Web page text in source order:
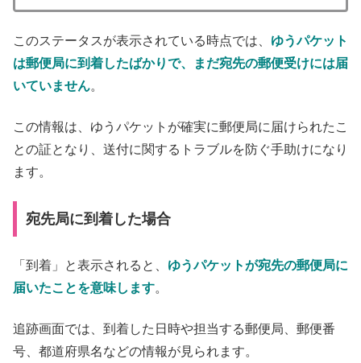
このステータスが表示されている時点では、 ゆうパケット
は郵便局に到着したばかりで、まだ宛先の郵便受けには届
いていません。
この情報は、ゆうパケットが確実に郵便局に届けられたこ
との証となり、送付に関するトラブルを防ぐ手助けになり
ます。
宛先局に到着した場合
「到着」と表示されると、 ゆうパケットが宛先の郵便局に
届いたことを意味します。
追跡画面では、到着した日時や担当する郵便局、郵便番
号、都道府県名などの情報が見られます。